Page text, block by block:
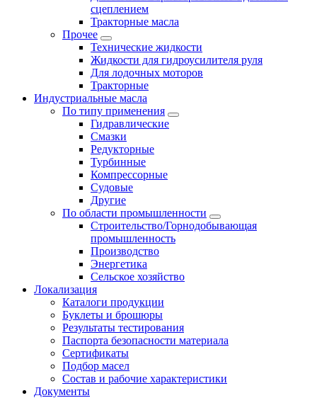
сцеплением
Тракторные масла
Прочее
Технические жидкости
Жидкости для гидроусилителя руля
Для лодочных моторов
Тракторные
Индустриальные масла
По типу применения
Гидравлические
Cмазки
Редукторные
Турбинные
Компрессорные
Судовые
Другие
По области промышленности
Строительство/Горнодобывающая
промышленность
Производство
Энергетика
Сельское хозяйство
Локализация
Каталоги продукции
Буклеты и брошюры
Результаты тестирования
Паспорта безопасности материала
Сертификаты
Подбор масел
Состав и рабочие характеристики
Документы